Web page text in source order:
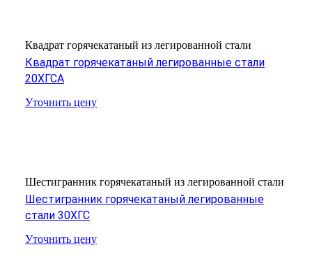
Квадрат горячекатаный из легированной стали
Квадрат горячекатаный легированные стали
20ХГСА
Уточнить цену
Шестигранник горячекатаный из легированной стали
Шестигранник горячекатаный легированные
стали 30ХГС
Уточнить цену